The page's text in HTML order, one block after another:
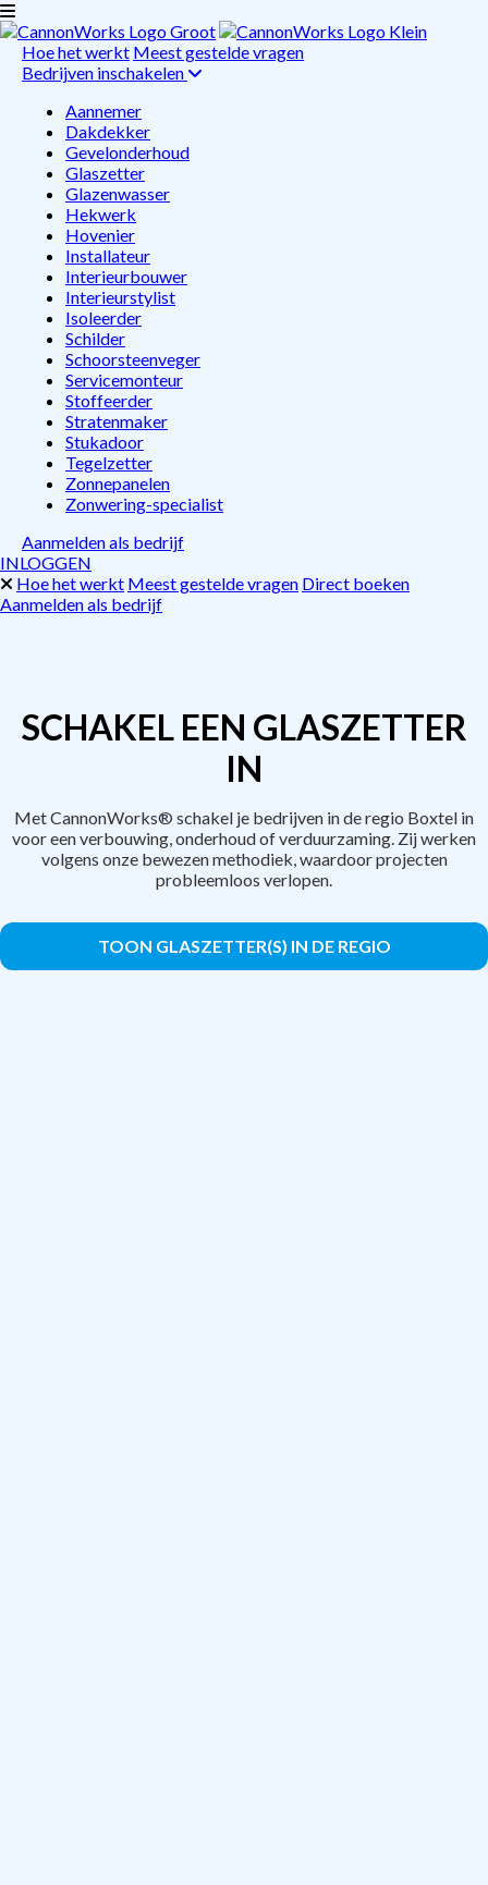
Hoe het werkt Meest gestelde vragen
Bedrijven inschakelen
Aannemer
Dakdekker
Gevelonderhoud
Glaszetter
Glazenwasser
Hekwerk
Hovenier
Installateur
Interieurbouwer
Interieurstylist
Isoleerder
Schilder
Schoorsteenveger
Servicemonteur
Stoffeerder
Stratenmaker
Stukadoor
Tegelzetter
Zonnepanelen
Zonwering-specialist
Aanmelden als bedrijf
INLOGGEN
Hoe het werkt Meest gestelde vragen Direct boeken
Aanmelden als bedrijf
SCHAKEL EEN GLASZETTER
IN
Met CannonWorks® schakel je bedrijven in de regio Boxtel in
voor een verbouwing, onderhoud of verduurzaming. Zij werken
volgens onze bewezen methodiek, waardoor projecten
probleemloos verlopen.
TOON GLASZETTER(S) IN DE REGIO